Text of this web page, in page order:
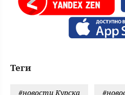
Теги
#новости Курска